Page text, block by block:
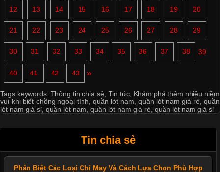
12 13 14 15 16 17 18 19 20
21 22 23 24 25 26 27 28 29
30 31 32 33 34 35 36 37 38 39
40 41 42 43 »
Tags keywords:Thông tin chia sẻ Tin tức, Khám phá thêm nhiều niềm
vui khi biết chồng ngoại tình quần lót nam quần lót nam giá rẻ quần
lót nam giá sỉ quần lót nam quần lót nam giá rẻ quần lót nam giá sỉ
Tin chia sẻ
Phân Biệt Các Loại Chỉ May Và Cách Lựa Chọn Phù Hợp